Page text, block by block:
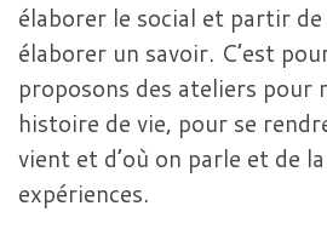
élaborer le social et partir
élaborer un savoir. C’est
proposons des ateliers pour
histoire de vie, pour se
vient et d’où on parle et de
expériences.